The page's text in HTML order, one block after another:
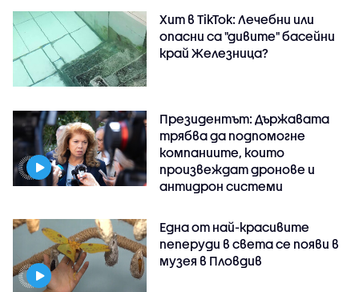
Хит в TikTok: Лечебни или
опасни са "дивите" басейни
край Железница?
Президентът: Държавата
трябва да подпомогне
компаниите, които
произвеждат дронове и
антидрон системи
Една от най-красивите
пеперуди в света се появи в
музея в Пловдив